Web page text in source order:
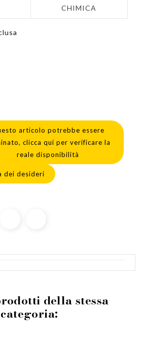
CHIMICA
articolo potrebbe essere
clicca qui per verificare la
reale disponibilità
dei desideri
della stessa
categoria: